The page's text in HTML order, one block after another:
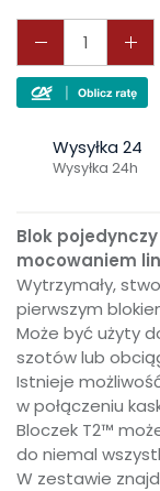
Wysyłka 24
Wysyłka 24h
Blok pojedynczy
mocowaniem
Wytrzymały,
pierwszym
Może być użyty
szotów lub
Istnieje
w połączeniu
Bloczek T2™
do niemal
W zestawie